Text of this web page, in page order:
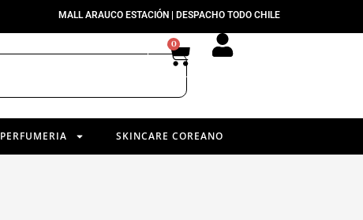
MALL ARAUCO ESTACIÓN | DESPACHO TODO CHILE
0
PERFUMERIA SKINCARE COREANO